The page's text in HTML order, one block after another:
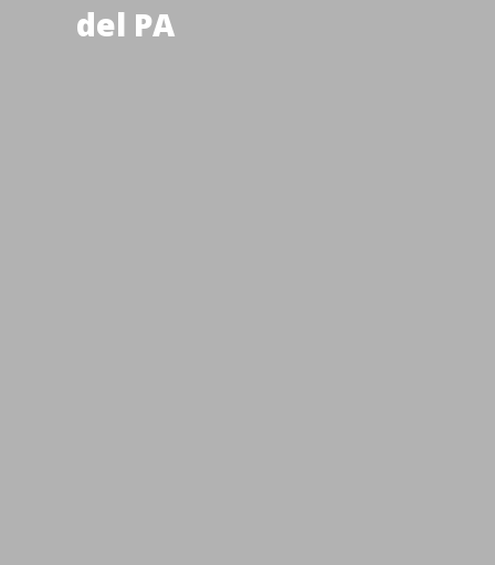
del PA